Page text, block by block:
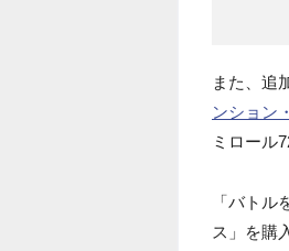
また、追
ンション
ミロール
「バト
ス」を購